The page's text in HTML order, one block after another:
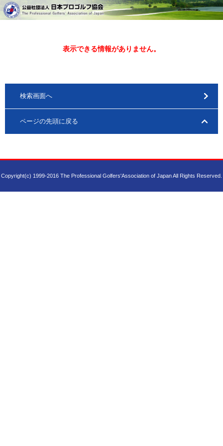
表示できる情報がありません。
検索画面へ
ページの先頭に戻る
Copyright(c) 1999-2016 The Professional Golfers'Association of Japan All Rights Reserved.